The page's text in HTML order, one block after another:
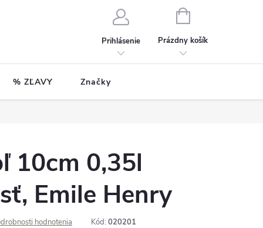
Prihlásenie
NÁKUPNÝ
Prázdny košík
% ZĽAVY Značky
10cm 0,35l
Emile Henry
hodnotenia Kód: 020201